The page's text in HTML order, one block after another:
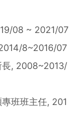
08 ~ 2021/07
8~2016/07
長, 2008~2013/
班班主任, 201